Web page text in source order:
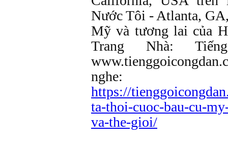
Nước Tôi - Atlanta,
Mỹ và tương lai của
Trang Nhà:
nghe:
https://
ta-thoi-cuoc-bau-cu-
va-the-gioi/